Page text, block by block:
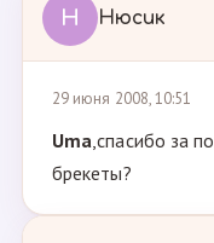
Н Нюсик
29 июня 2008, 10:51
Uma,спасибо за
брекеты?